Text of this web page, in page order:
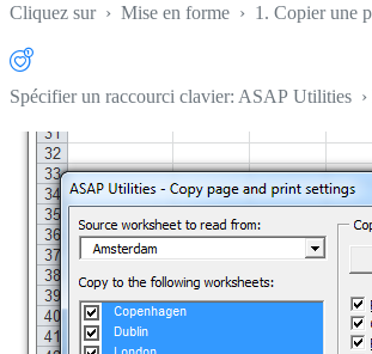
Cliquez sur › Mise en forme › 1. Copier une
Spécifier un raccourci clavier: ASAP Utilities ›